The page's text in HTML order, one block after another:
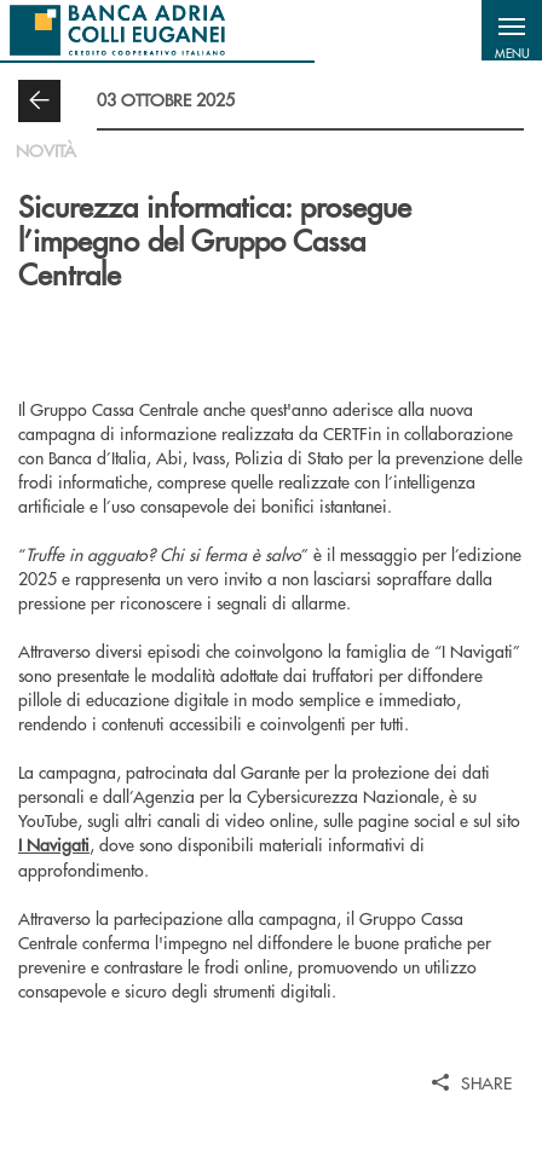
Salta al contenuto principale
MENU
03 OTTOBRE 2025
NOVITÀ
Sicurezza informatica: prosegue
l’impegno del Gruppo Cassa
Centrale
Il Gruppo Cassa Centrale anche quest'anno aderisce alla nuova
campagna di informazione realizzata da CERTFin in collaborazione
con Banca d’Italia, Abi, Ivass, Polizia di Stato per la prevenzione delle
frodi informatiche, comprese quelle realizzate con l’intelligenza
artificiale e l’uso consapevole dei bonifici istantanei.
“Truffe in agguato? Chi si ferma è salvo” è il messaggio per l’edizione
2025 e rappresenta un vero invito a non lasciarsi sopraffare dalla
pressione per riconoscere i segnali di allarme.
Attraverso diversi episodi che coinvolgono la famiglia de “I Navigati”
sono presentate le modalità adottate dai truffatori per diffondere
pillole di educazione digitale in modo semplice e immediato,
rendendo i contenuti accessibili e coinvolgenti per tutti.
La campagna, patrocinata dal Garante per la protezione dei dati
personali e dall’Agenzia per la Cybersicurezza Nazionale, è su
YouTube, sugli altri canali di video online, sulle pagine social e sul sito
I Navigati, dove sono disponibili materiali informativi di
approfondimento.
Attraverso la partecipazione alla campagna, il Gruppo Cassa
Centrale conferma l'impegno nel diffondere le buone pratiche per
prevenire e contrastare le frodi online, promuovendo un utilizzo
consapevole e sicuro degli strumenti digitali.
SHARE